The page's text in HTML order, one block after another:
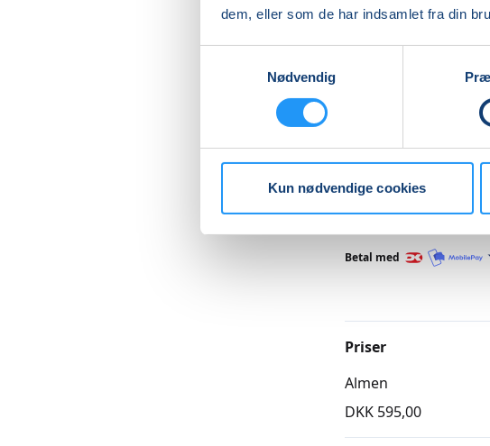
dem, eller som de har indsamlet fra din
Nødvendig
Kun nødvendige cookies
og fødsel, herunder
Læs mere
Betal med
Priser
Almen
DKK 595,00